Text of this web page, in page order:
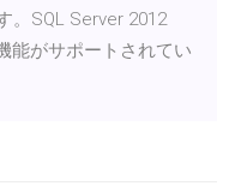
。SQL Server 2012
能がサポートされてい